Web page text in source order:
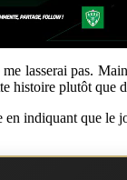
lasserai pas.
histoire plutôt que
indiquant que